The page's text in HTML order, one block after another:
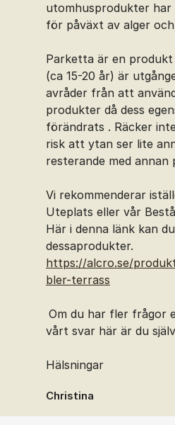
utomhusprodukter
för påväxt av alger
Parketta är en produkt
(ca 15-20 år) är
avråder från att
produkter då dess
förändrats . Räcker
risk att ytan ser lite
resterande med annan
Vi rekommenderar
Uteplats eller vår
Här i denna länk kan
dessaprodukter.
https://alcro.se/
bler-terrass
Om du har fler frågor
vårt svar här är du
Hälsningar
Christina